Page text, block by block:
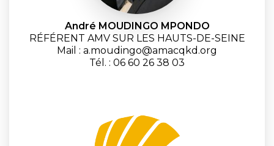
André MOUDINGO MPONDO
RÉFÉRENT AMV SUR LES HAUTS-DE-SEINE
Mail : a.moudingo@amacqkd.org
Tél. : 06 60 26 38 03